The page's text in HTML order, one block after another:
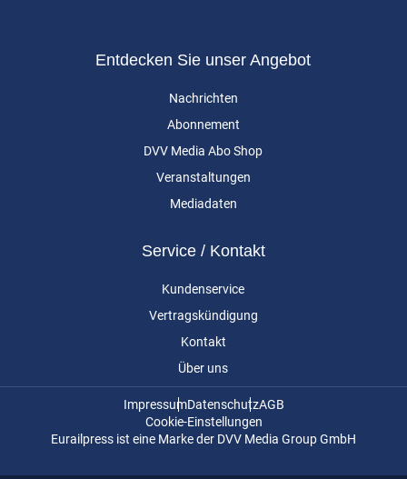
Entdecken Sie unser Angebot
Nachrichten
Abonnement
DVV Media Abo Shop
Veranstaltungen
Mediadaten
Service / Kontakt
Kundenservice
Vertragskündigung
Kontakt
Über uns
ImpressumDatenschutzAGB
Cookie-Einstellungen
Eurailpress ist eine Marke der DVV Media Group GmbH